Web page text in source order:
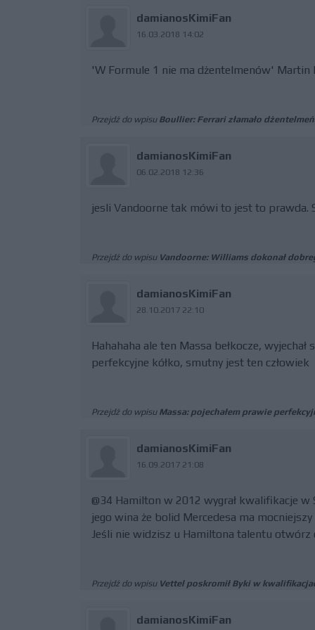
damianosKimiFan
16.03.2018 14:02
'W Formule 1 nie ma dżentelmenów' Martin
Przejdź do wpisu Boullier: Ferrari złamało
damianosKimiFan
06.02.2018 12:36
jesli Vandoorne tak mówi to jest to prawda.
Przejdź do wpisu Vandoorne: Williams dokonał
damianosKimiFan
28.10.2017 22:10
Hahahaha ale ten Massa bełkocze,
perfekcyjne kółko, smutny jest ten człowiek
Przejdź do wpisu Massa: pojechałem prawie
damianosKimiFan
16.09.2017 21:08
@34 Hamilton w 2012 wygrał kwalifikacje w
jego wina że bolid Mercedesa ma
Jeśli nie widzisz u Hamiltona talentu otwórz
Przejdź do wpisu Vettel poskromił Byki w
damianosKimiFan